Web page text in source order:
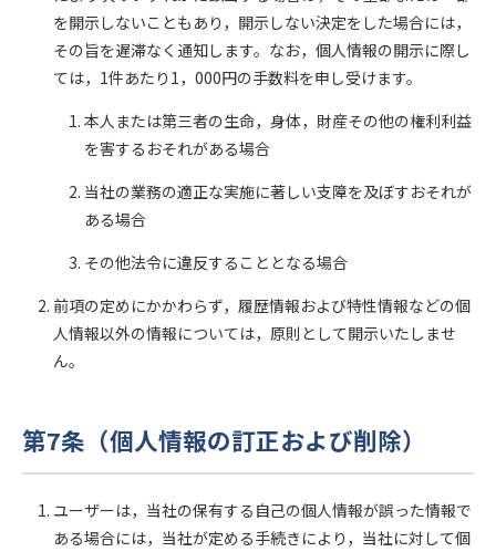
を開示しないこともあり，開示しない決定をした場合には，
その旨を遅滞なく通知します。なお，個人情報の開示に際し
ては，1件あたり1，000円の手数料を申し受けます。
本人または第三者の生命，身体，財産その他の権利利益
を害するおそれがある場合
当社の業務の適正な実施に著しい支障を及ぼすおそれが
ある場合
その他法令に違反することとなる場合
前項の定めにかかわらず，履歴情報および特性情報などの個
人情報以外の情報については，原則として開示いたしませ
ん。
第7条（個人情報の訂正および削除）
ユーザーは，当社の保有する自己の個人情報が誤った情報で
ある場合には，当社が定める手続きにより，当社に対して個